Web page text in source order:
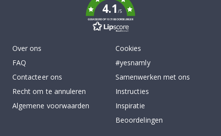
4.1/5
GEBASEERD OP 1031 BEOORDELINGEN
Over ons
FAQ
Contacteer ons
Recht om te annuleren
Algemene voorwaarden
Cookies
#yesnamly
Samenwerken met ons
Instructies
Inspiratie
Beoordelingen